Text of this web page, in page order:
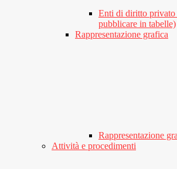
Enti di diritto privato
pubblicare in tabelle)
Rappresentazione grafica
Rappresentazione
Attività e procedimenti